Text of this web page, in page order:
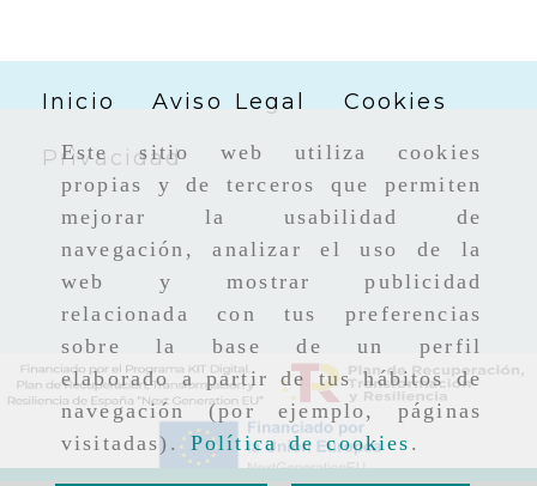
Este sitio web utiliza cookies
propias y de terceros que permiten
mejorar la usabilidad de
navegación, analizar el uso de la
web y mostrar publicidad
relacionada con tus preferencias
sobre la base de un perfil
elaborado a partir de tus hábitos de
navegación (por ejemplo, páginas
visitadas). Política de cookies .
Inicio Aviso Legal Cookies
Privacidad